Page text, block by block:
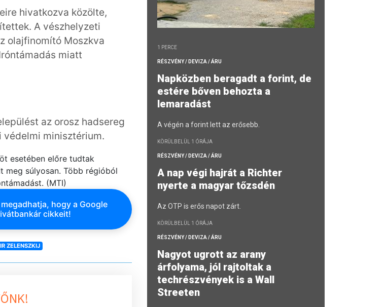
hivatkozva közölte,
A vészhelyzeti
olajfinomító Moszkva
miatt
az orosz hadsereg
védelmi minisztérium.
esetében előre tudtak
meg súlyosan. Több régióból
(MTI)
hogy a Google
cikkeit!
ZELENSZKIJ
1 PERCE
RÉSZVÉNY / DEVIZA / ÁRU
Napközben beragadt a forint, de
estére bőven behozta a
lemaradást
A végén a forint lett az erősebb.
KÖRÜLBELÜL 1 ÓRÁJA
RÉSZVÉNY / DEVIZA / ÁRU
A nap végi hajrát a Richter
nyerte a magyar tőzsdén
Az OTP is erős napot zárt.
KÖRÜLBELÜL 1 ÓRÁJA
RÉSZVÉNY / DEVIZA / ÁRU
Nagyot ugrott az arany
árfolyama, jól rajtoltak a
techrészvények is a Wall
Streeten